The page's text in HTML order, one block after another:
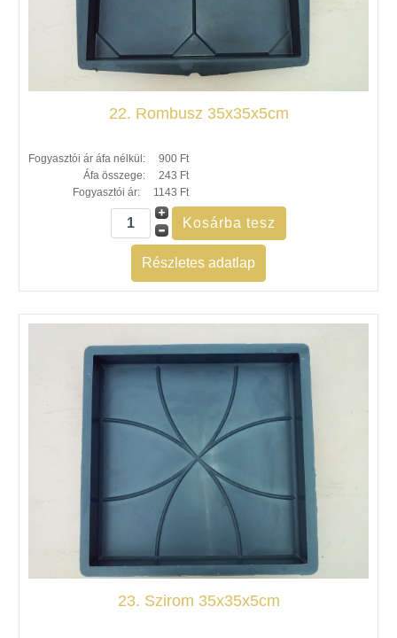
22. Rombusz 35x35x5cm
Fogyasztói ár áfa nélkül:
900 Ft
Áfa összege:
243 Ft
Fogyasztói ár:
1143 Ft
Részletes adatlap
23. Szirom 35x35x5cm